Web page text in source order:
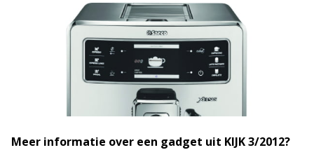
Meer informatie over een gadget uit KIJK 3/2012?